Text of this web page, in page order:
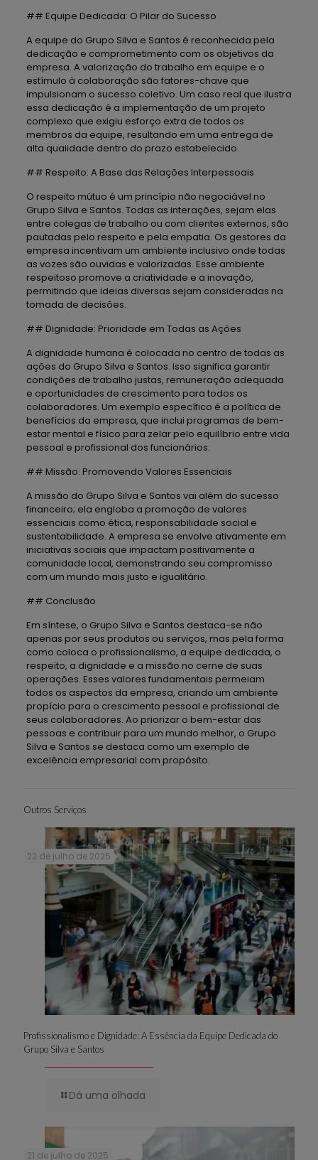
## Equipe Dedicada: O Pilar do Sucesso
A equipe do Grupo Silva e Santos é reconhecida pela
dedicação e comprometimento com os objetivos da
empresa. A valorização do trabalho em equipe e o
estímulo à colaboração são fatores-chave que
impulsionam o sucesso coletivo. Um caso real que ilustra
essa dedicação é a implementação de um projeto
complexo que exigiu esforço extra de todos os
membros da equipe, resultando em uma entrega de
alta qualidade dentro do prazo estabelecido.
## Respeito: A Base das Relações Interpessoais
O respeito mútuo é um princípio não negociável no
Grupo Silva e Santos. Todas as interações, sejam elas
entre colegas de trabalho ou com clientes externos, são
pautadas pelo respeito e pela empatia. Os gestores da
empresa incentivam um ambiente inclusivo onde todas
as vozes são ouvidas e valorizadas. Esse ambiente
respeitoso promove a criatividade e a inovação,
permitindo que ideias diversas sejam consideradas na
tomada de decisões.
## Dignidade: Prioridade em Todas as Ações
A dignidade humana é colocada no centro de todas as
ações do Grupo Silva e Santos. Isso significa garantir
condições de trabalho justas, remuneração adequada
e oportunidades de crescimento para todos os
colaboradores. Um exemplo específico é a política de
benefícios da empresa, que inclui programas de bem-
estar mental e físico para zelar pelo equilíbrio entre vida
pessoal e profissional dos funcionários.
## Missão: Promovendo Valores Essenciais
A missão do Grupo Silva e Santos vai além do sucesso
financeiro; ela engloba a promoção de valores
essenciais como ética, responsabilidade social e
sustentabilidade. A empresa se envolve ativamente em
iniciativas sociais que impactam positivamente a
comunidade local, demonstrando seu compromisso
com um mundo mais justo e igualitário.
## Conclusão
Em síntese, o Grupo Silva e Santos destaca-se não
apenas por seus produtos ou serviços, mas pela forma
como coloca o profissionalismo, a equipe dedicada, o
respeito, a dignidade e a missão no cerne de suas
operações. Esses valores fundamentais permeiam
todos os aspectos da empresa, criando um ambiente
propício para o crescimento pessoal e profissional de
seus colaboradores. Ao priorizar o bem-estar das
pessoas e contribuir para um mundo melhor, o Grupo
Silva e Santos se destaca como um exemplo de
excelência empresarial com propósito.
Outros Serviços
22 de julho de 2025
Profissionalismo e Dignidade: A Essência da Equipe Dedicada do
Grupo Silva e Santos
Dá uma olhada
21 de julho de 2025